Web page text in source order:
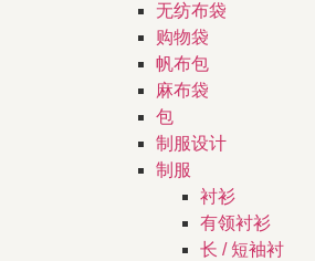
无纺布袋
购物袋
帆布包
麻布袋
包
制服设计
制服
衬衫
有领衬衫
长 / 短袖衬